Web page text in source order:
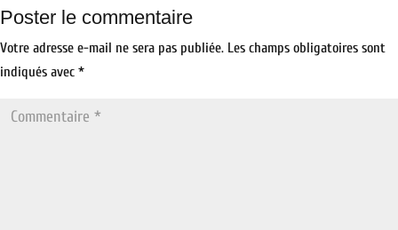
Poster le commentaire
Votre adresse e-mail ne sera pas publiée. Les champs obligatoires sont
indiqués avec *